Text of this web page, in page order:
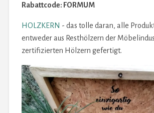
Rabattcode: FORMUM
HOLZKERN - das tolle daran, alle
entweder aus Resthölzern der
zertifizierten Hölzern gefertigt.